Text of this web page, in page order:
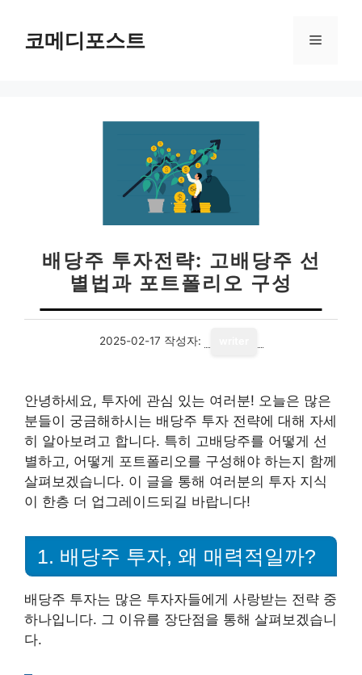
코메디포스트 메
배당주 투자전략: 고배당주 선
별법과 포트폴리오 구성
2025-02-17 작성자:
안녕하세요, 투자에 관심 있는 여러분! 오늘은 많은
분들이 궁금해하시는 배당주 투자 전략에 대해 자세
히 알아보려고 합니다. 특히 고배당주를 어떻게 선
별하고, 어떻게 포트폴리오를 구성해야 하는지 함께
살펴보겠습니다. 이 글을 통해 여러분의 투자 지식
이 한층 더 업그레이드되길 바랍니다!
1. 배당주 투자, 왜 매력적일까?
배당주 투자는 많은 투자자들에게 사랑받는 전략 중
하나입니다. 그 이유를 장단점을 통해 살펴보겠습니
다.